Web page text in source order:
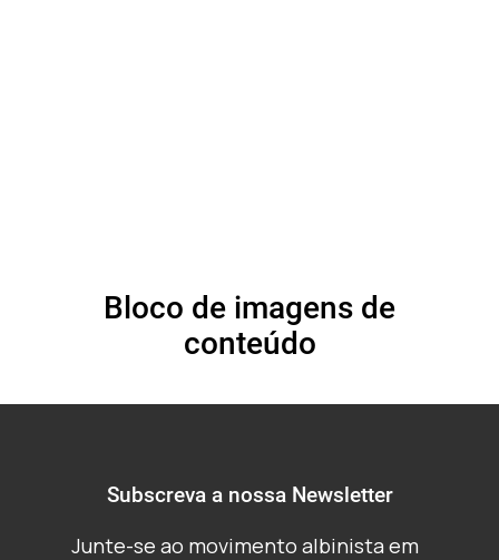
Bloco de imagens de
conteúdo
Subscreva a nossa Newsletter
Junte-se ao movimento albinista em